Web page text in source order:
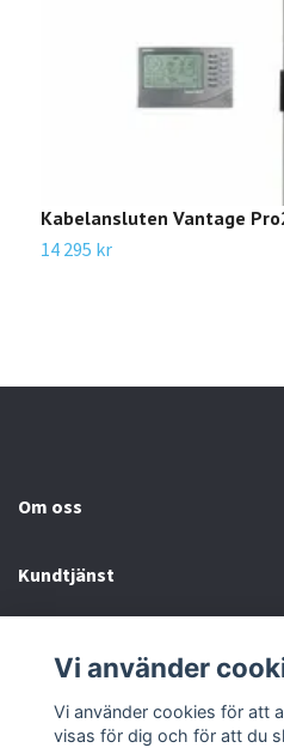
Kabelansluten Vantage
14 295 kr
Om oss
Kundtjänst
Sociala medier
Vi använder
Vi använder cookies för att
visas för dig och för att du